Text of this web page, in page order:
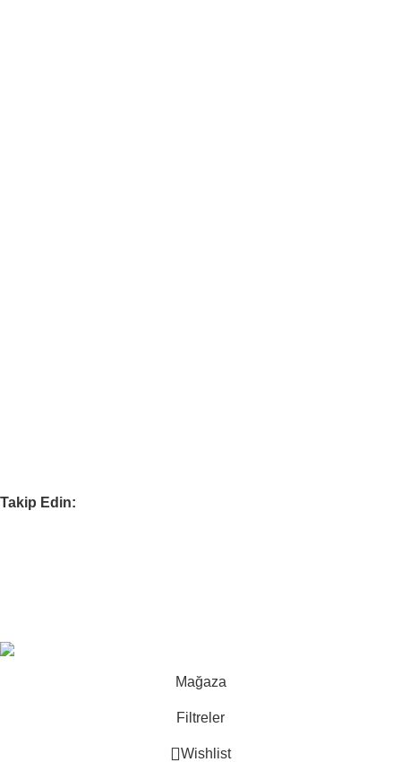
Takip Edin:
Mağaza
Filtreler
Wishlist